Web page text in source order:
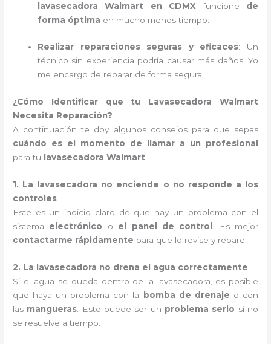
lavasecadora Walmart en CDMX funcione de
forma óptima en mucho menos tiempo.
Realizar reparaciones seguras y eficaces: Un
técnico sin experiencia podría causar más daños. Yo
me encargo de reparar de forma segura.
¿Cómo Identificar que tu Lavasecadora Walmart
Necesita Reparación?
A continuación te doy algunos consejos para que sepas
cuándo es el momento de llamar a un profesional
para tu
lavasecadora Walmart:
1. La lavasecadora no enciende o no responde a los
controles
Este es un indicio claro de que hay un problema con el
sistema electrónico o el panel de control
. Es mejor
contactarme rápidamente para que lo revise y repare.
2. La lavasecadora no drena el agua correctamente
Si el agua se queda dentro de la lavasecadora, es posible
que haya un problema con la
bomba de drenaje o con
las mangueras . Esto puede ser un problema serio si no
se resuelve a tiempo.